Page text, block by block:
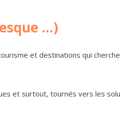
...)
et destinations qui
et surtout, tournés vers les